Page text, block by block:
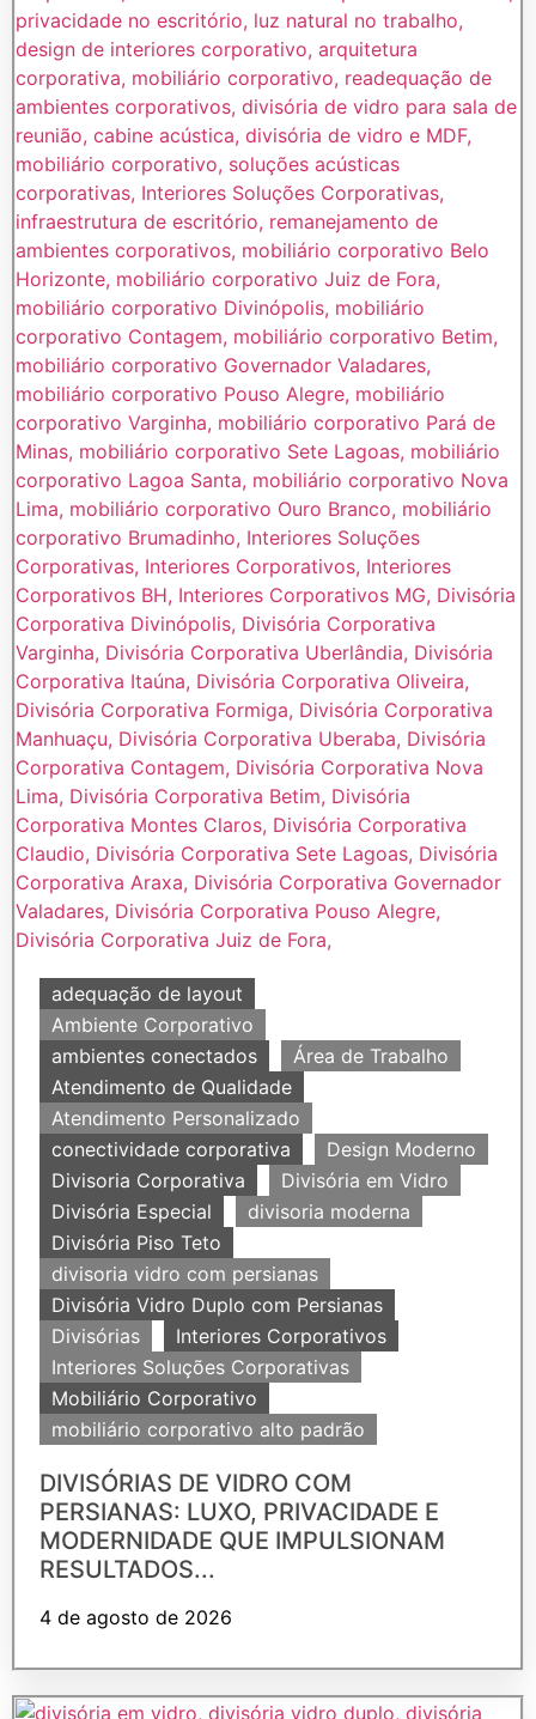
adequação de layout
Ambiente Corporativo
ambientes conectados
Área de Trabalho
Atendimento de Qualidade
Atendimento Personalizado
conectividade corporativa
Design Moderno
Divisoria Corporativa
Divisória em Vidro
Divisória Especial
divisoria moderna
Divisória Piso Teto
divisoria vidro com persianas
Divisória Vidro Duplo com Persianas
Divisórias
Interiores Corporativos
Interiores Soluções Corporativas
Mobiliário Corporativo
mobiliário corporativo alto padrão
DIVISÓRIAS DE VIDRO COM
PERSIANAS: LUXO, PRIVACIDADE E
MODERNIDADE QUE IMPULSIONAM
RESULTADOS...
4 de agosto de 2026